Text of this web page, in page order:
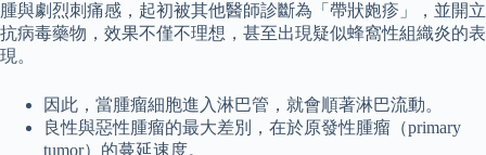
腫與劇烈刺痛感，起初被其他醫師診斷為「帶狀皰疹」，並開立
抗病毒藥物，效果不僅不理想，甚至出現疑似蜂窩性組織炎的表
現。
因此，當腫瘤細胞進入淋巴管，就會順著淋巴流動。
良性與惡性腫瘤的最大差別，在於原發性腫瘤（primary
tumor）的蔓延速度。